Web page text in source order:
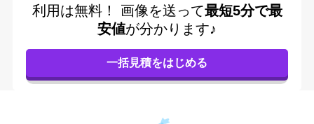
利用は無料！ 画像を送って最短5分で最
安値が分かります♪